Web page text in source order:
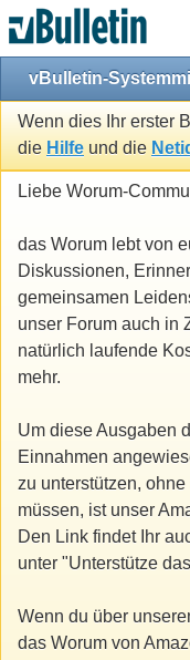
vBulletin-
Wenn dies Ihr erster
die Hilfe und die
Liebe Worum-
das Worum lebt von
Diskussionen,
gemeinsamen
unser Forum auch in
natürlich laufende
mehr.
Um diese Ausgaben
Einnahmen
zu unterstützen,
müssen, ist unser
Den Link findet Ihr
unter "Unterstütze
Wenn du über
das Worum von